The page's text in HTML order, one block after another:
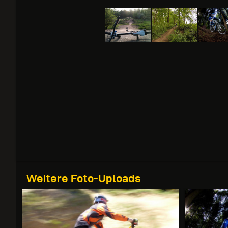
Weitere Foto-Uploads